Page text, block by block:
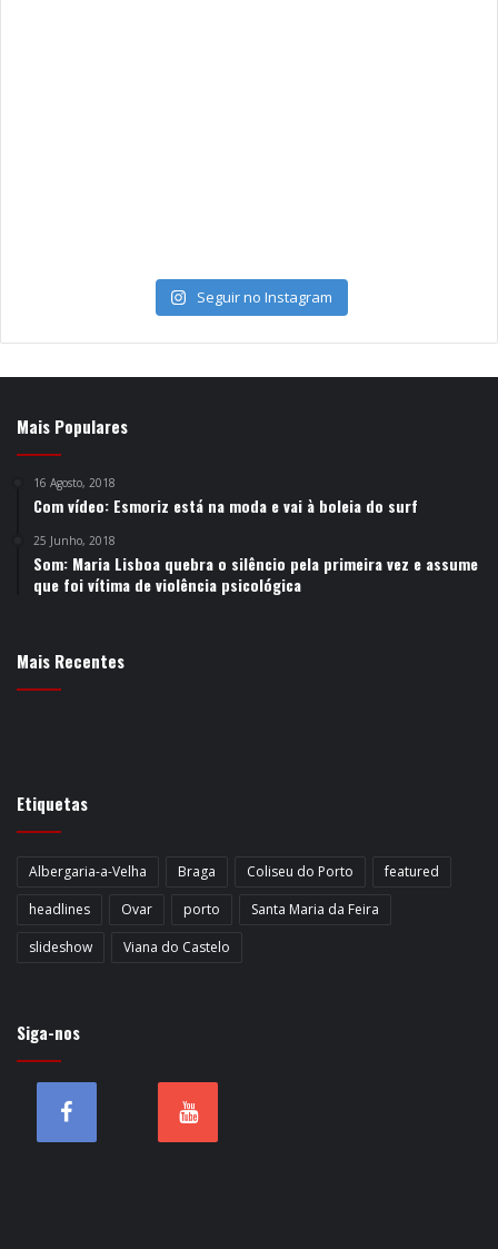
Seguir no Instagram
Mais Populares
16 Agosto, 2018
Com vídeo: Esmoriz está na moda e vai à boleia do surf
25 Junho, 2018
Som: Maria Lisboa quebra o silêncio pela primeira vez e assume
que foi vítima de violência psicológica
Mais Recentes
Etiquetas
Albergaria-a-Velha Braga Coliseu do Porto
featured
headlines
Ovar porto
Santa Maria da Feira
slideshow
Viana do Castelo
Siga-nos